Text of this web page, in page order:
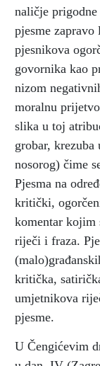
naličje
pjesme
pjesnikova
govornika kao
nizom
moralnu
slika u toj
grobar, krezuba
nosorog) čime
Pjesma na
kritički,
komentar kojim
riječi i fraza.
kritička,
umjetnikova
pjesme.
U Čengićevim